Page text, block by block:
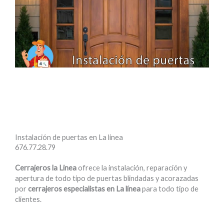
Instalación de puertas en La linea
676.77.28.79
Cerrajeros la Lineaofrece la instalación, reparación y
apertura de todo tipo de puertas blindadas y acorazadas
por cerrajeros especialistas en La líneapara todo tipo de
clientes.